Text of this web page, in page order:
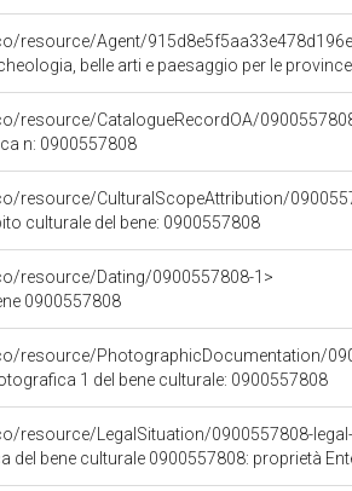
resource/Agent/
belle arti e paesaggio per le
resource/CatalogueRecordOA/
n: 0900557808
resource/CulturalScopeAttribution/
culturale del bene: 0900557808
resource/Dating/0900557808-1>
0900557808
resource/PhotographicDocumentation/
1 del bene culturale: 0900557808
resource/LegalSituation/0900557808-
del bene culturale 0900557808: proprietà